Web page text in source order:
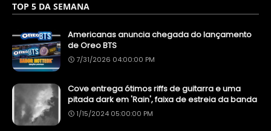
TOP 5 DA SEMANA
Americanas anuncia chegada do lançamento
de Oreo BTS
7/31/2026 04:00:00 PM
Cove entrega ótimos riffs de guitarra e uma
pitada dark em 'Rain', faixa de estreia da banda
1/15/2024 05:00:00 PM